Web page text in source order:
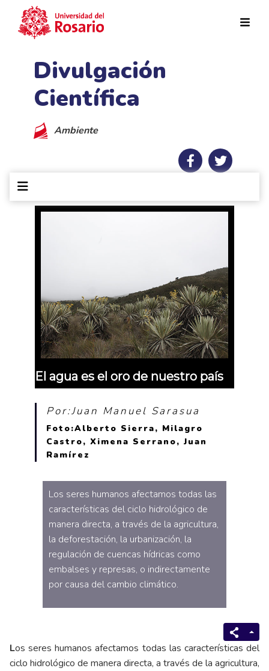
Divulgación
Científica
Ambiente
El agua es el oro de nuestro país
Por:Juan Manuel Sarasua
Foto:Alberto Sierra, Milagro
Castro, Ximena Serrano, Juan
Ramírez
Los seres humanos afectamos todas las
características del ciclo hidrológico de
manera directa, a través de la agricultura,
la deforestación, la urbanización, la
regulación de cuencas hídricas como
embalses y represas, o indirectamente
por causa del cambio climático.
Los seres humanos afectamos todas las características del
ciclo hidrológico de manera directa, a través de la agricultura,